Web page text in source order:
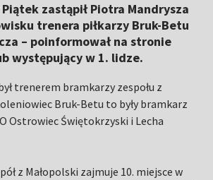
zastąpił Piotra Mandrysza
trenera piłkarzy Bruk-Betu
– poinformował na stronie
występujący w 1. lidze.
trenerem bramkarzy zespołu z
Bruk-Betu to były bramkarz
Ostrowiec Świętokrzyski i Lecha
z Małopolski zajmuje 10. miejsce w